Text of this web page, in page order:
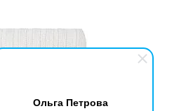
Ольга Петрова